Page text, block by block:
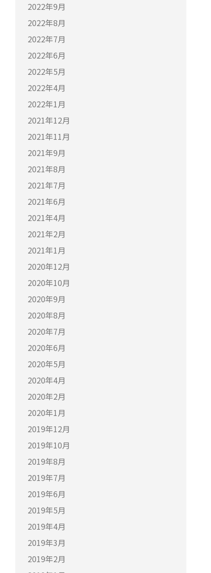
2022年9月
2022年8月
2022年7月
2022年6月
2022年5月
2022年4月
2022年1月
2021年12月
2021年11月
2021年9月
2021年8月
2021年7月
2021年6月
2021年4月
2021年2月
2021年1月
2020年12月
2020年10月
2020年9月
2020年8月
2020年7月
2020年6月
2020年5月
2020年4月
2020年2月
2020年1月
2019年12月
2019年10月
2019年8月
2019年7月
2019年6月
2019年5月
2019年4月
2019年3月
2019年2月